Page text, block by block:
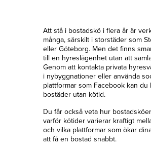
Att stå i bostadskö i flera år är
många, särskilt i storstäder som
eller Göteborg. Men det finns
till en hyreslägenhet utan att
Genom att kontakta privata
i nybyggnationer eller använda
plattformar som Facebook kan du
bostäder utan kötid.
Du får också veta hur
varför kötider varierar kraftigt
och vilka plattformar som ökar
att få en bostad snabbt.